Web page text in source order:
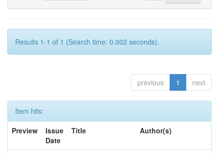
Results 1-1 of 1 (Search time: 0.002 seconds).
previous 1 next
Item hits:
Preview
Issue
Date
Title Author(s)